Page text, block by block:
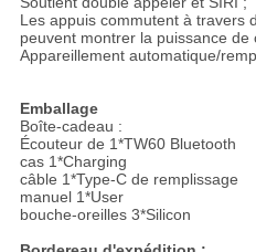
Les appuis commutent à travers
peuvent montrer la puissance de
Appareillement automatique/
Emballage
Boîte-cadeau :
Écouteur de 1*TW60 Bluetooth
cas 1*Charging
câble 1*Type-C de remplissage
manuel 1*User
bouche-oreilles 3*Silicon